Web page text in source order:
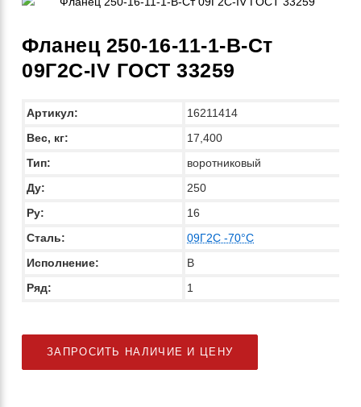
Фланец 250-16-11-1-B-Ст
09Г2С-IV ГОСТ 33259
Артикул:
16211414
Вес, кг:
17,400
Тип:
воротниковый
Ду:
250
Ру:
16
Сталь:
09Г2С -70°C
Исполнение:
В
Ряд:
1
ЗАПРОСИТЬ НАЛИЧИЕ И ЦЕНУ